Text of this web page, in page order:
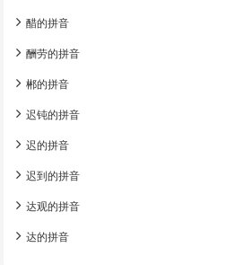
醋的拼音
酬劳的拼音
郴的拼音
迟钝的拼音
迟的拼音
迟到的拼音
达观的拼音
达的拼音